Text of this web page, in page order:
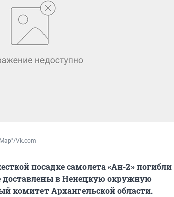
Vk.com
посадке самолета «Ан-2» погибли
доставлены в Ненецкую окружную
комитет Архангельской области.